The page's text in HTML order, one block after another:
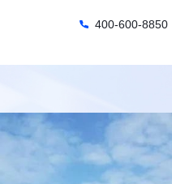
400-600-8850